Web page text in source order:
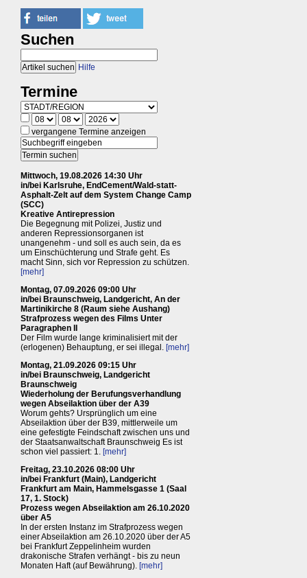
Suchen
Hilfe
Termine
vergangene Termine anzeigen
Mittwoch, 19.08.2026 14:30 Uhr
in/bei Karlsruhe, EndCement/Wald-statt-
Asphalt-Zelt auf dem System Change Camp
(SCC)
Kreative Antirepression
Die Begegnung mit Polizei, Justiz und
anderen Repressionsorganen ist
unangenehm - und soll es auch sein, da es
um Einschüchterung und Strafe geht. Es
macht Sinn, sich vor Repression zu schützen.
[mehr]
Montag, 07.09.2026 09:00 Uhr
in/bei Braunschweig, Landgericht, An der
Martinikirche 8 (Raum siehe Aushang)
Strafprozess wegen des Films Unter
Paragraphen II
Der Film wurde lange kriminalisiert mit der
(erlogenen) Behauptung, er sei illegal. [mehr]
Montag, 21.09.2026 09:15 Uhr
in/bei Braunschweig, Landgericht
Braunschweig
Wiederholung der Berufungsverhandlung
wegen Abseilaktion über der A39
Worum gehts? Ursprünglich um eine
Abseilaktion über der B39, mittlerweile um
eine gefestigte Feindschaft zwischen uns und
der Staatsanwaltschaft Braunschweig Es ist
schon viel passiert: 1. [mehr]
Freitag, 23.10.2026 08:00 Uhr
in/bei Frankfurt (Main), Landgericht
Frankfurt am Main, Hammelsgasse 1 (Saal
17, 1. Stock)
Prozess wegen Abseilaktion am 26.10.2020
über A5
In der ersten Instanz im Strafprozess wegen
einer Abseilaktion am 26.10.2020 über der A5
bei Frankfurt Zeppelinheim wurden
drakonische Strafen verhängt - bis zu neun
Monaten Haft (auf Bewährung). [mehr]